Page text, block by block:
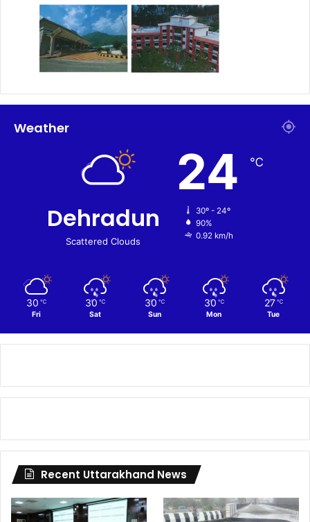
Weather
Dehradun
Scattered Clouds
24 ℃
30º - 24º
90%
0.92 km/h
30 ℃
Fri
30 ℃
Sat
30 ℃
Sun
30 ℃
Mon
27 ℃
Tue
Recent Uttarakhand News